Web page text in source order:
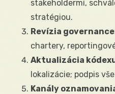
stakeholdermi,
stratégiou.
Revízia
chartery,
Aktualizácia
lokalizácie; podpis
Kanály